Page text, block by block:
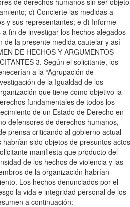
de derechos humanos sin ser objeto
c) Concierte las medidas a
y sus representantes; e d) Informe
fin de investigar los hechos alegados
de la presente medida cautelar y así
DE HECHOS Y ARGUMENTOS
3. Según el solicitante, los
a la “Agrupación de
de la Igualdad de los
que tiene como objetivo la
fundamentales de todos los
de un Estado de Derecho en
defensores de derechos humanos,
prensa criticando al gobierno actual
sido objetos de presuntos actos
manifiesta que producto del
de los hechos de violencia y las
de la organización habrían
Los hechos denunciados por el
la vida e integridad personal de los
a continuación: